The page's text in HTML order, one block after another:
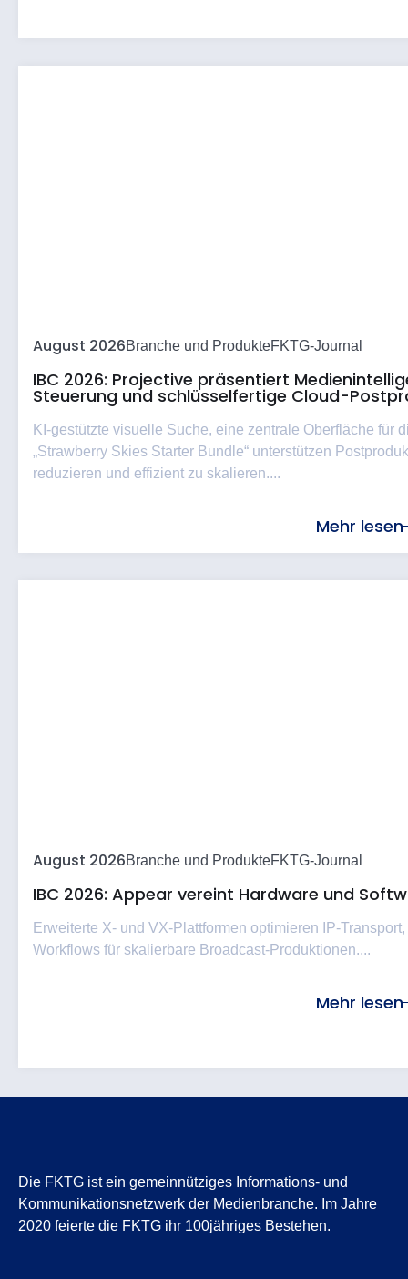
August 2026Branche und ProdukteFKTG-Journal
IBC 2026: Projective präsentiert
Steuerung und schlüsselfertige Cloud-
KI-gestützte visuelle Suche, eine zentrale Oberfläche für
„Strawberry Skies Starter Bundle“ unterstützen
reduzieren und effizient zu skalieren....
Mehr lesen
August 2026Branche und ProdukteFKTG-Journal
IBC 2026: Appear vereint Hardware und
Erweiterte X- und VX-Plattformen optimieren IP-
Workflows für skalierbare Broadcast-Produktionen....
Mehr lesen
Die FKTG ist ein gemeinnütziges Informations- und
Kommunikationsnetzwerk der Medienbranche. Im Jahre
2020 feierte die FKTG ihr 100jähriges Bestehen.